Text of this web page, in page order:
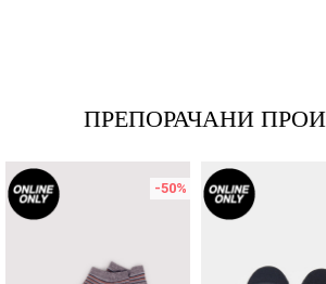
ПРЕПОРАЧАНИ
-50%